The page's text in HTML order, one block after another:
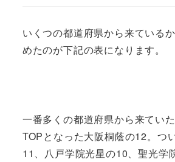
いくつの都道府県から来ている
めたのが下記の表になります。
一番多くの都道府県から来てい
TOPとなった大阪桐蔭の12。つ
11、八戸学院光星の10、聖光学